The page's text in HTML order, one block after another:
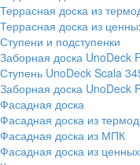
Террасная доска из
Террасная доска из
Ступени и подступенки
Заборная доска UnoDeck
Ступень UnoDeck Scala
Заборная доска UnoDeck
Фасадная доска
Фасадная доска из
Фасадная доска из МПК
Фасадная доска из